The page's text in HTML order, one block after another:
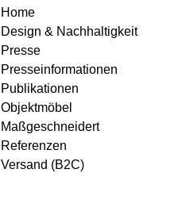
Home
Design & Nachhaltigkeit
Presse
Presseinformationen
Publikationen
Objektmöbel
Maßgeschneidert
Referenzen
Versand (B2C)